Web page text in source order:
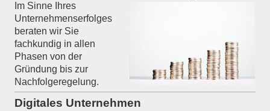
Im Sinne Ihres
Unternehmenserfolges
beraten wir Sie
fachkundig in allen
Phasen von der
Gründung bis zur
Nachfolgeregelung.
Digitales Unternehmen